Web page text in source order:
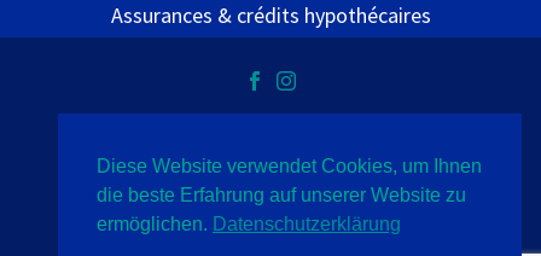
Assurances & crédits hypothécaires
Vie privée mentions légales contact
Diese Website verwendet Cookies, um Ihnen
die beste Erfahrung auf unserer Website zu
ermöglichen. Datenschutzerklärung